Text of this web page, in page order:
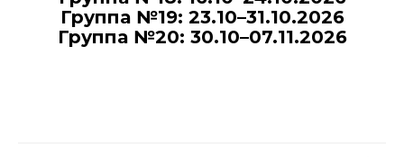
Группа №19: 23.10–31.10.2026
Группа №20: 30.10–07.11.2026